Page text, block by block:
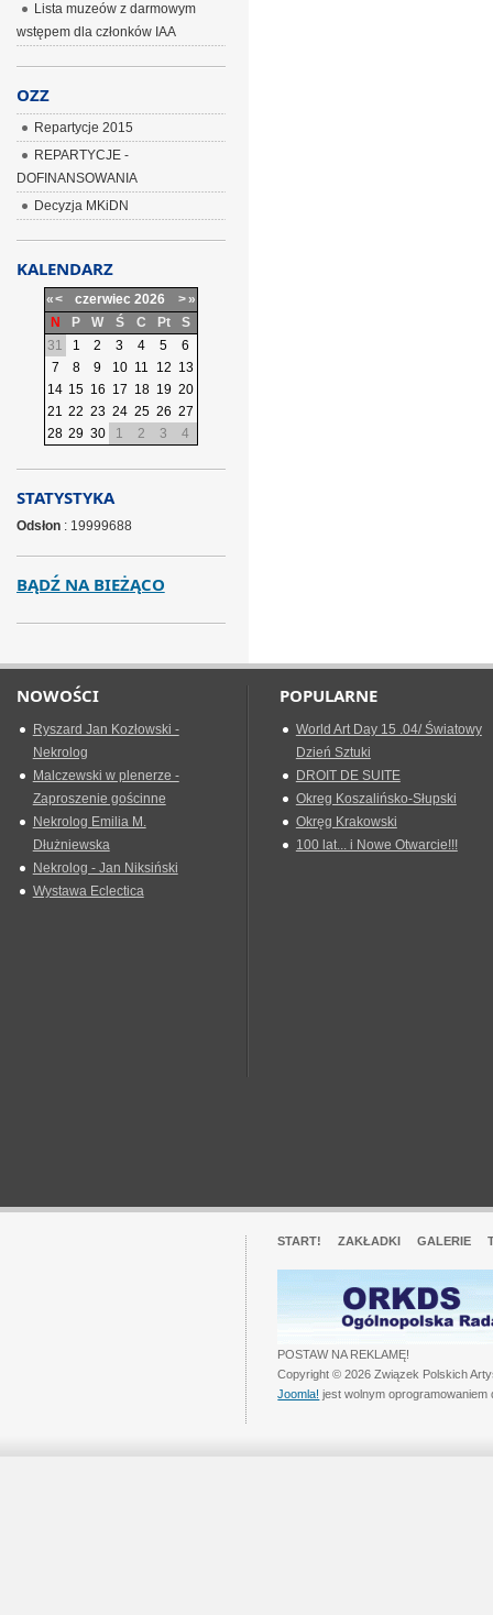
Lista muzeów z darmowym
wstępem dla członków IAA
OZZ
Repartycje 2015
REPARTYCJE -
DOFINANSOWANIA
Decyzja MKiDN
KALENDARZ
«< czerwiec 2026 >»
N
P W Ś C Pt
S
31
1 2 3 4 5
6
7
8 9 10 11 12 13
14 15 16 17 18 19 20
21 22 23 24 25 26 27
28 29 30 1 2 3 4
STATYSTYKA
Odsłon: 19999688
BĄDŹ NA BIEŻĄCO
NOWOŚCI
Ryszard Jan Kozłowski -
Nekrolog
Malczewski w plenerze -
Zaproszenie gościnne
Nekrolog Emilia M.
Dłużniewska
Nekrolog - Jan Niksiński
Wystawa Eclectica
POPULARNE
World Art Day 15 .04/ Światowy
Dzień Sztuki
DROIT DE SUITE
Okreg Koszalińsko-Słupski
Okręg Krakowski
100 lat... i Nowe Otwarcie!!!
START! ZAKŁADKI GALERIE
POSTAW NA REKLAMĘ!
Copyright © 2026 Związek Polskich
Joomla! jest wolnym